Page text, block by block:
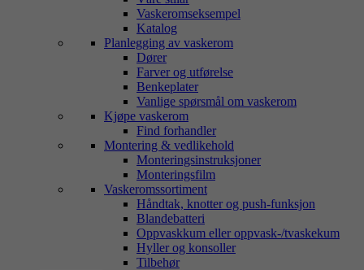
Vaskeromseksempel
Katalog
Planlegging av vaskerom
Dører
Farver og utførelse
Benkeplater
Vanlige spørsmål om vaskerom
Kjøpe vaskerom
Find forhandler
Montering & vedlikehold
Monteringsinstruksjoner
Monteringsfilm
Vaskeromssortiment
Håndtak, knotter og push-funksjon
Blandebatteri
Oppvaskkum eller oppvask-/tvaskekum
Hyller og konsoller
Tilbehør